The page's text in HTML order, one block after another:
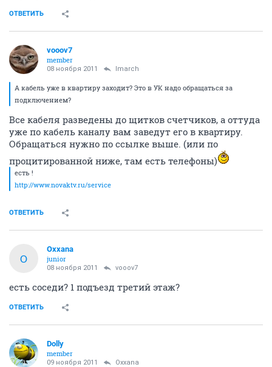
ОТВЕТИТЬ
vooov7
member
08 ноября 2011 lmarch
А кабель уже в квартиру заходит? Это в УК надо обращаться за
подключением?
Все кабеля разведены до щитков счетчиков, а оттуда
уже по кабель каналу вам заведут его в квартиру.
Обращаться нужно по ссылке выше. (или по
процитированной ниже, там есть телефоны)
есть !
http://www.novaktv.ru/service
ОТВЕТИТЬ
O
Oxxana
junior
08 ноября 2011 vooov7
есть соседи? 1 подъезд третий этаж?
ОТВЕТИТЬ
Dolly
member
09 ноября 2011 Oxxana